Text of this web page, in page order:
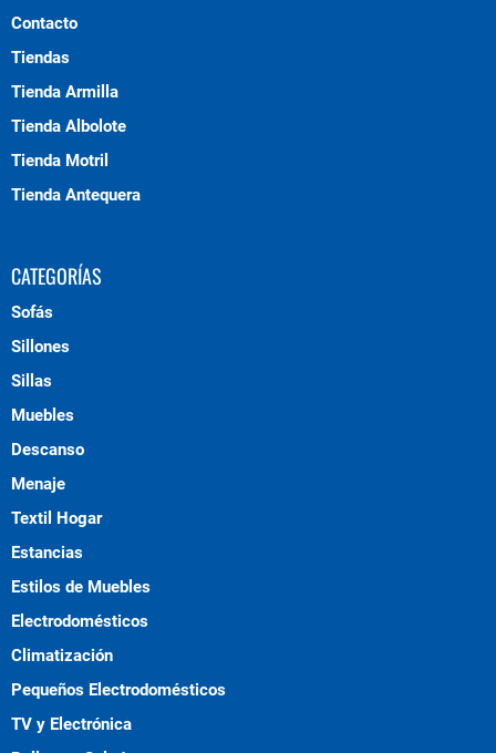
Contacto
Tiendas
Tienda Armilla
Tienda Albolote
Tienda Motril
Tienda Antequera
CATEGORÍAS
Sofás
Sillones
Sillas
Muebles
Descanso
Menaje
Textil Hogar
Estancias
Estilos de Muebles
Electrodomésticos
Climatización
Pequeños Electrodomésticos
TV y Electrónica